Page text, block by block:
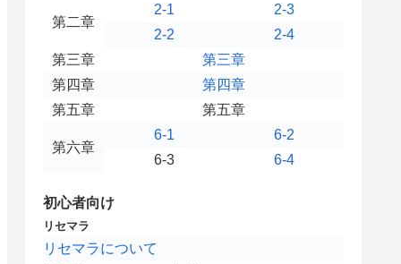
第二章
2-1
2-3
2-2
2-4
第三章
第三章
第四章
第四章
第五章
第五章
第六章
6-1
6-2
6-3
6-4
初心者向け
リセマラ
リセマラについて